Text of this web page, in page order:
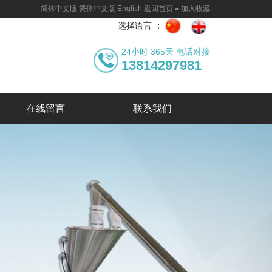
简体中文版 繁体中文版 English 返回首页 ≡ 加入收藏
选择语言 ：
24小时 365天 电话对接
13814297981
在线留言 联系我们